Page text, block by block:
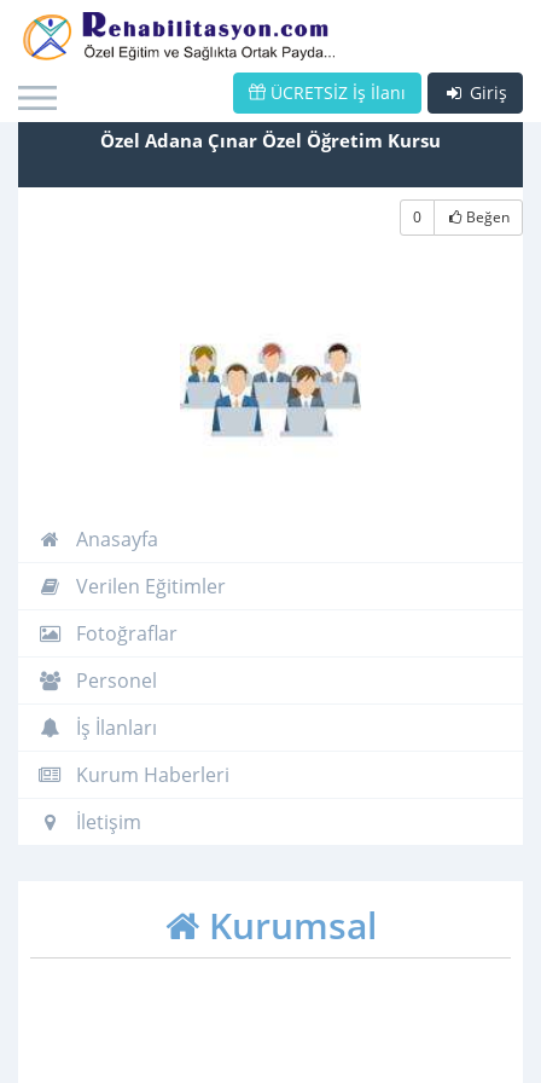
Giriş
ÜCRETSİZ İş İlanı
Özel Adana Çınar Özel Öğretim Kursu
0 Beğen
Anasayfa
Verilen Eğitimler
Fotoğraflar
Personel
İş İlanları
Kurum Haberleri
İletişim
Kurumsal